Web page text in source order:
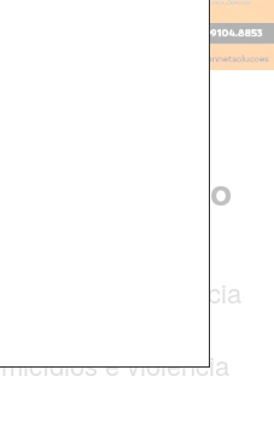
terceira
do
Atlas da Violência
acima da
e violência